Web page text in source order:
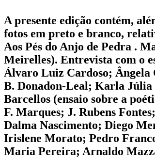
A presente edição contém,
fotos em preto e branco,
Aos Pés do Anjo de Pedra .
Meirelles). Entrevista com o
Álvaro Luiz Cardoso;
B. Donadon-Leal; Karla
Barcellos (ensaio sobre a
F. Marques; J. Rubens
Dalma Nascimento; Diego
Irislene Morato; Pedro
Maria Pereira; Arnaldo